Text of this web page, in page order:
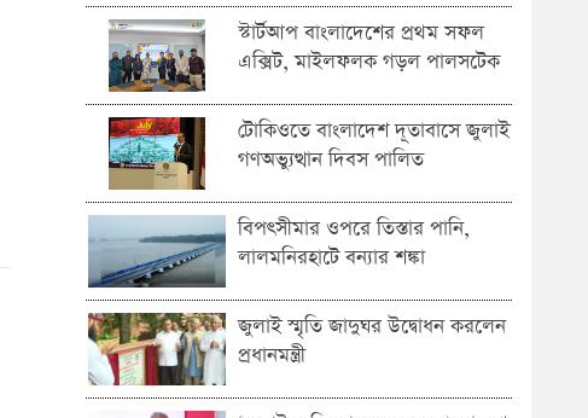
স্টার্টআপ বাংলাদেশের প্রথম সফল
এক্সিট, মাইলফলক গড়ল পালসটেক
টোকিওতে বাংলাদেশ দূতাবাসে জুলাই
গণঅভ্যুত্থান দিবস পালিত
বিপৎসীমার ওপরে তিস্তার পানি,
লালমনিরহাটে বন্যার শঙ্কা
জুলাই স্মৃতি জাদুঘর উদ্বোধন করলেন
প্রধানমন্ত্রী